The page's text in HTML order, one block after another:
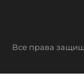
Все права